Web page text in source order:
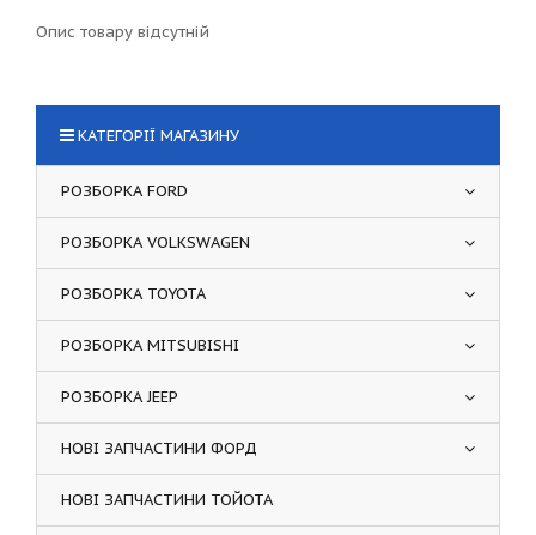
Опис товару відсутній
КАТЕГОРІЇ МАГАЗИНУ
РОЗБОРКА FORD
РОЗБОРКА VOLKSWAGEN
РОЗБОРКА TOYOTA
РОЗБОРКА MITSUBISHI
РОЗБОРКА JEEP
НОВІ ЗАПЧАСТИНИ ФОРД
НОВІ ЗАПЧАСТИНИ ТОЙОТА